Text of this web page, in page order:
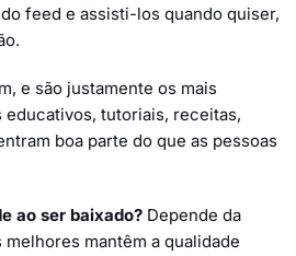
feed e assisti-los quando quiser,
e são justamente os mais
tutoriais, receitas,
boa parte do que as pessoas
ao ser baixado? Depende da
mantêm a qualidade